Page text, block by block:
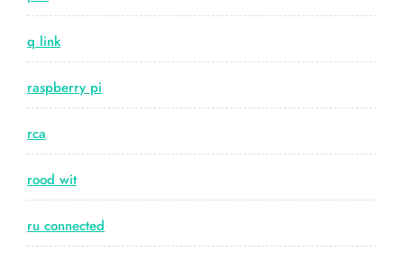
q link
raspberry pi
rca
rood wit
ru connected